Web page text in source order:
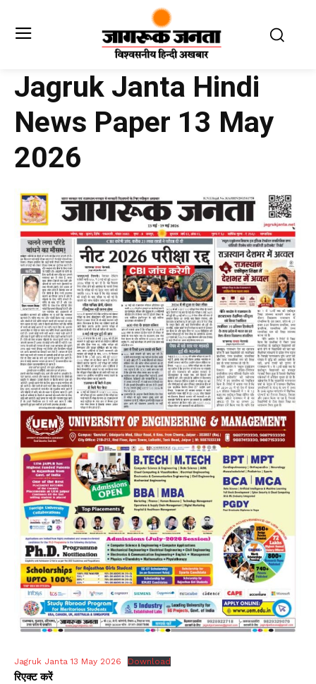
Jagruk Janta Hindi
News Paper 13 May
2026
Jagruk Janta 13 May 2026 Download
रिएक्ट करें